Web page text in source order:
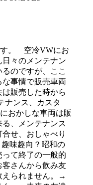
。 空冷VWにお
々のメンテナン
のですが、ここ
事情で販売車両
販売した時から
ナンス、カスタ
おかしな車両は販
、メンテナンス
せ、おしゃべり
味趣向？昭和の
て終了の一般的
さんから飲み友
えられません。→